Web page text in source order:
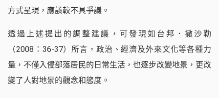
方式呈現，應該較不具爭議。
透過上述提出的調整建議，可發現如台邦．撒沙勒
（2008：36-37）所言，政治、經濟及外來文化等各種力
量，不僅入侵部落居民的日常生活，也逐步改變地景，更改
變了人對地景的觀念和態度。